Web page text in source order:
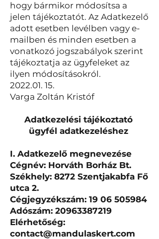
hogy bármikor módosítsa a
jelen tájékoztatót. Az Adatkezelő
adott esetben levélben vagy e-
mailben és minden esetben a
vonatkozó jogszabályok szerint
tájékoztatja az ügyfeleket az
ilyen módosításokról.
2022.01. 15.
Varga Zoltán Kristóf
Adatkezelési tájékoztató
ügyfél adatkezeléshez
I. Adatkezelő megnevezése
Cégnév: Horváth Borház Bt.
Székhely: 8272 Szentjakabfa Fő
utca 2.
Cégjegyzékszám: 19 06 505984
Adószám: 20963387219
Elérhetőség:
contact@mandulaskert.com